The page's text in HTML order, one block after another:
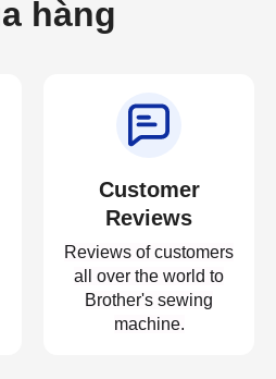
hàng
Customer
Reviews
Reviews of customers
all over the world to
Brother's sewing
machine.